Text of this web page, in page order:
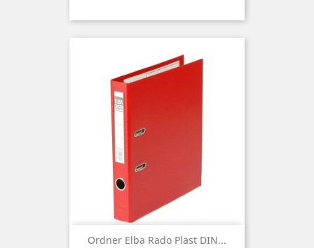
Ordner Elba Rado Plast DIN...